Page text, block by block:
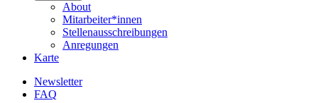
About
Mitarbeiter*innen
Stellenausschreibungen
Anregungen
Karte
Newsletter
FAQ